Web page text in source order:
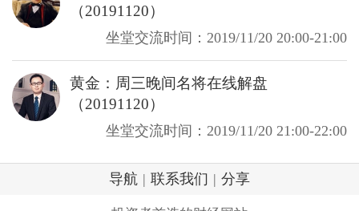
（20191120）
坐堂交流时间：2019/11/20 20:00-21:00
黄金：周三晚间名将在线解盘
（20191120）
坐堂交流时间：2019/11/20 21:00-22:00
导航 | 联系我们 | 分享